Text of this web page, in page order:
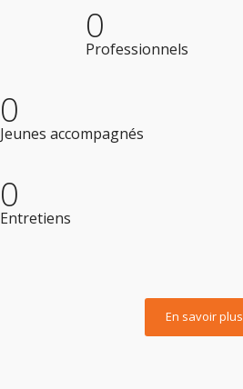
Professionnels
0
Jeunes accompagnés
0
Entretiens
0
En savoir plus